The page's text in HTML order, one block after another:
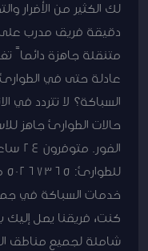
دقيقة فريق مدرب على
متنقلة جاهزة دائماً
عادلة حتى في
السباكة؟ لا تتردد في
حالات الطوارئ جاهز
خدمات السباكة في
كنت، فريقنا يصل
شاملة لجميع مناطق